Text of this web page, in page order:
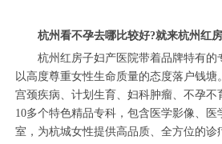
杭州看不孕去哪比较好?就来杭州红
杭州红房子妇产医院带着品牌特有的
以高度尊重女性生命质量的态度落户钱塘
宫颈疾病、计划生育、妇科肿瘤、不孕不
10多个特色精品专科，包含医学影像、
室，为杭城女性提供高品质、全方位的诊